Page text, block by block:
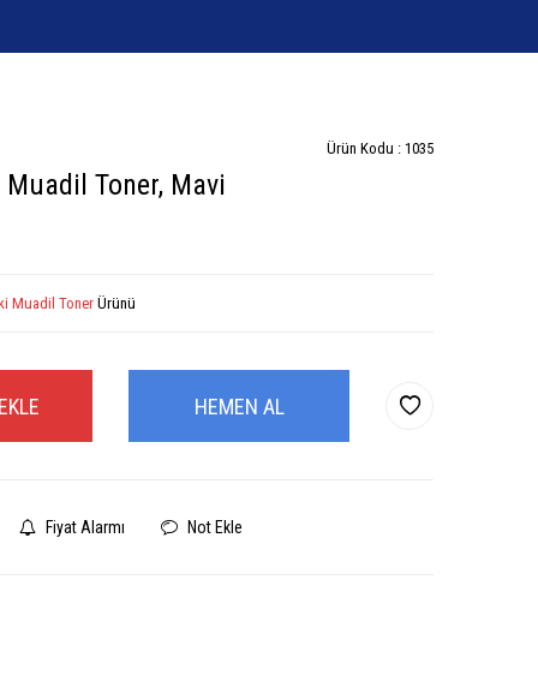
Ürün Kodu : 1035
Toner, Mavi
Muadil Toner Ürünü
HEMEN AL
Fiyat Alarmı Not Ekle